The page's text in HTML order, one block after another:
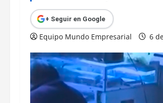
+ Seguir en Google
Equipo Mundo Empresarial 6